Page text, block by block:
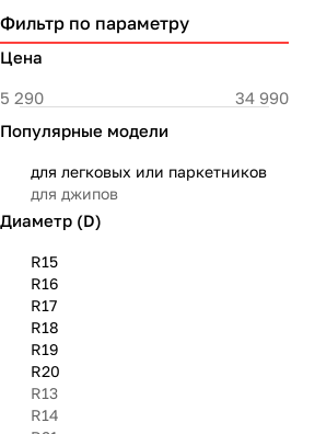
Фильтр по параметру
Цена
Популярные модели
для легковых или паркетников
для джипов
Диаметр (D)
R15
R16
R17
R18
R19
R20
R13
R14